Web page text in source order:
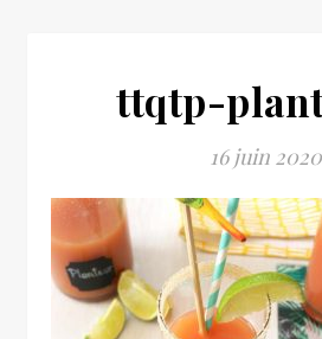
ttqtp-
16 juin 2020